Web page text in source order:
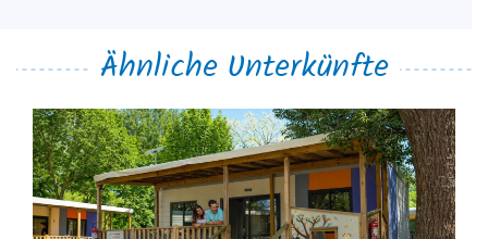
Ähnliche Unterkünfte